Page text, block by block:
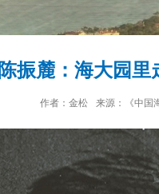
陈振麓：海大园
作者： 金松 来源： 《中国